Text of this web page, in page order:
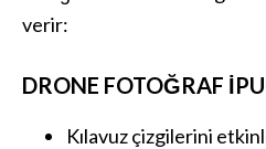
verir:
DRONE FOTOĞRAF
Kılavuz çizgilerini